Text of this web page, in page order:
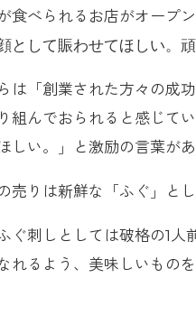
食べられるお店がオープ
として賑わせてほしい。
は「創業された方々の成
組んでおられると感じて
い。」と激励の言葉があ
りは新鮮な「ふぐ」とし
ぐ刺しとしては破格の1
るよう、美味しいもの